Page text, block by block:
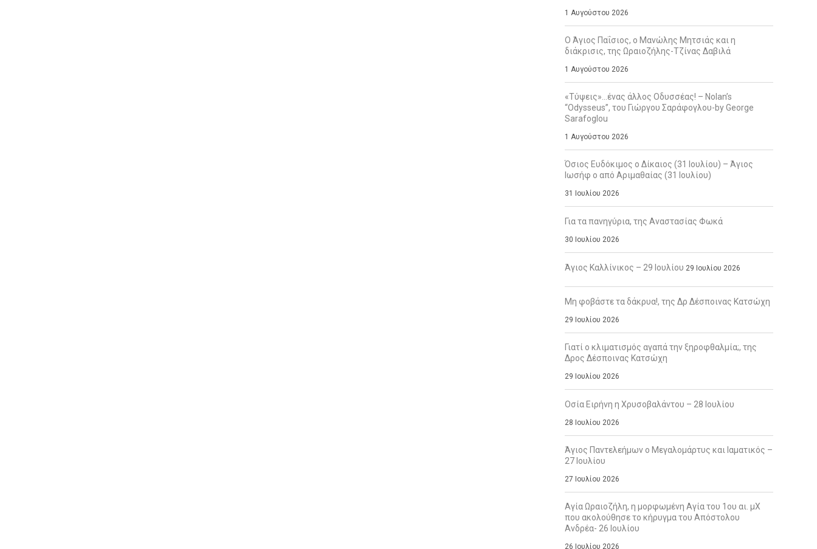
1 Αυγούστου 2026
Ο Άγιος Παΐσιος, ο Μανώλης Μητσιάς και η
διάκρισις, της Ωραιοζήλης-Τζίνας Δαβιλά
1 Αυγούστου 2026
«Τύψεις»…ένας άλλος Οδυσσέας! – Nolan’s
“Odysseus”, του Γιώργου Σαράφογλου-by George
Sarafoglou
1 Αυγούστου 2026
Όσιος Ευδόκιμος ο Δίκαιος (31 Ιουλίου) – Άγιος
Ιωσήφ ο από Αριμαθαίας (31 Ιουλίου)
31 Ιουλίου 2026
Για τα πανηγύρια, της Αναστασίας Φωκά
30 Ιουλίου 2026
Άγιος Καλλίνικος – 29 Ιουλίου 29 Ιουλίου 2026
Μη φοβάστε τα δάκρυα!, της Δρ Δέσποινας Κατσώχη
29 Ιουλίου 2026
Γιατί ο κλιματισμός αγαπά την ξηροφθαλμία;, της
Δρος Δέσποινας Κατσώχη
29 Ιουλίου 2026
Οσία Ειρήνη η Χρυσοβαλάντου – 28 Ιουλίου
28 Ιουλίου 2026
Άγιος Παντελεήμων ο Μεγαλομάρτυς και Ιαματικός –
27 Ιουλίου
27 Ιουλίου 2026
Αγία Ωραιοζήλη, η μορφωμένη Αγία του 1ου αι. μΧ
που ακολούθησε το κήρυγμα του Απόστολου
Ανδρέα- 26 Ιουλίου
26 Ιουλίου 2026